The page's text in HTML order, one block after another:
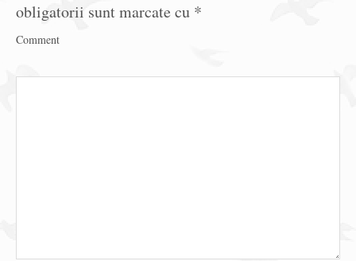
obligatorii sunt marcate cu *
Comment